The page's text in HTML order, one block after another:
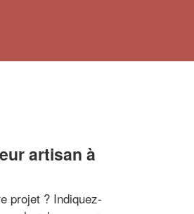
artisan à
projet ? Indiquez-